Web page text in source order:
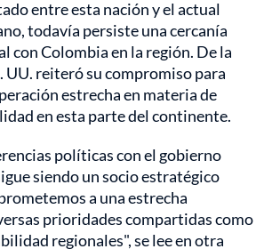
entre esta nación y el actual
todavía persiste una cercanía
con Colombia en la región. De la
UU. reiteró su compromiso para
estrecha en materia de
en esta parte del continente.
políticas con el gobierno
siendo un socio estratégico
a una estrecha
prioridades compartidas como
regionales", se lee en otra